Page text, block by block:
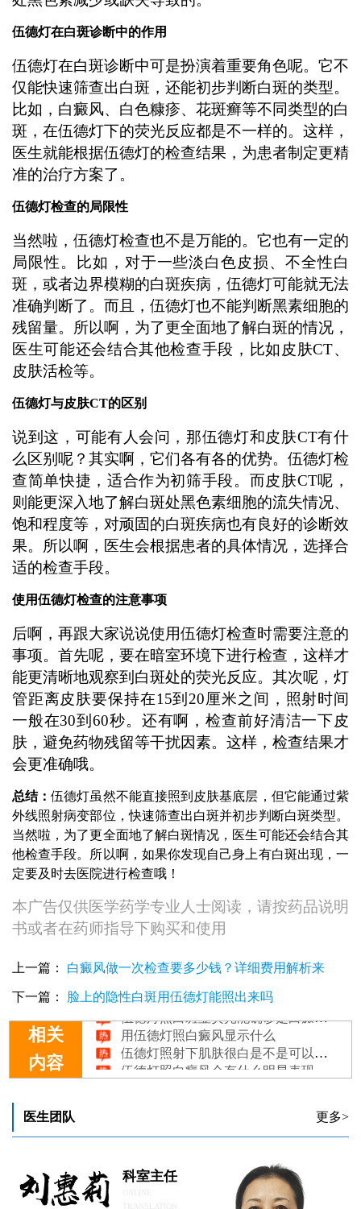
伍德灯在白斑诊断中的作用
伍德灯在白斑诊断中可是扮演着重要角色呢。它不
仅能快速筛查出白斑，还能初步判断白斑的类型。
比如，白癜风、白色糠疹、花斑癣等不同类型的白
斑，在伍德灯下的荧光反应都是不一样的。这样，
医生就能根据伍德灯的检查结果，为患者制定更精
准的治疗方案了。
伍德灯检查的局限性
当然啦，伍德灯检查也不是万能的。它也有一定的
局限性。比如，对于一些淡白色皮损、不全性白
斑，或者边界模糊的白斑疾病，伍德灯可能就无法
准确判断了。而且，伍德灯也不能判断黑素细胞的
残留量。所以啊，为了更全面地了解白斑的情况，
医生可能还会结合其他检查手段，比如皮肤CT、
皮肤活检等。
伍德灯与皮肤CT的区别
说到这，可能有人会问，那伍德灯和皮肤CT有什
么区别呢？其实啊，它们各有各的优势。伍德灯检
查简单快捷，适合作为初筛手段。而皮肤CT呢，
则能更深入地了解白斑处黑色素细胞的流失情况、
饱和程度等，对顽固的白斑疾病也有良好的诊断效
果。所以啊，医生会根据患者的具体情况，选择合
适的检查手段。
使用伍德灯检查的注意事项
后啊，再跟大家说说使用伍德灯检查时需要注意的
事项。首先呢，要在暗室环境下进行检查，这样才
能更清晰地观察到白斑处的荧光反应。其次呢，灯
管距离皮肤要保持在15到20厘米之间，照射时间
一般在30到60秒。还有啊，检查前好清洁一下皮
肤，避免药物残留等干扰因素。这样，检查结果才
会更准确哦。
总结：伍德灯虽然不能直接照到皮肤基底层，但它能通过紫
外线照射病变部位，快速筛查出白斑并初步判断白斑类型。
当然啦，为了更全面地了解白斑情况，医生可能还会结合其
他检查手段。所以啊，如果你发现自己身上有白斑出现，一
定要及时去医院进行检查哦！
本广告仅供医学药学专业人士阅读，请按药品说明
书或者在药师指导下购买和使用
上一篇： 白癜风做一次检查要多少钱？详细费用解析来
啦！
下一篇： 脸上的隐性白斑用伍德灯能照出来吗
相关
内容
伍德灯照白斑显荧光能确诊是白癜风吗
用伍德灯照白癜风显示什么
伍德灯照射下肌肤很白是不是可以确诊白癜风?
伍德灯照白癜风会有什么明显表现
医生团队 更多>
科室主任